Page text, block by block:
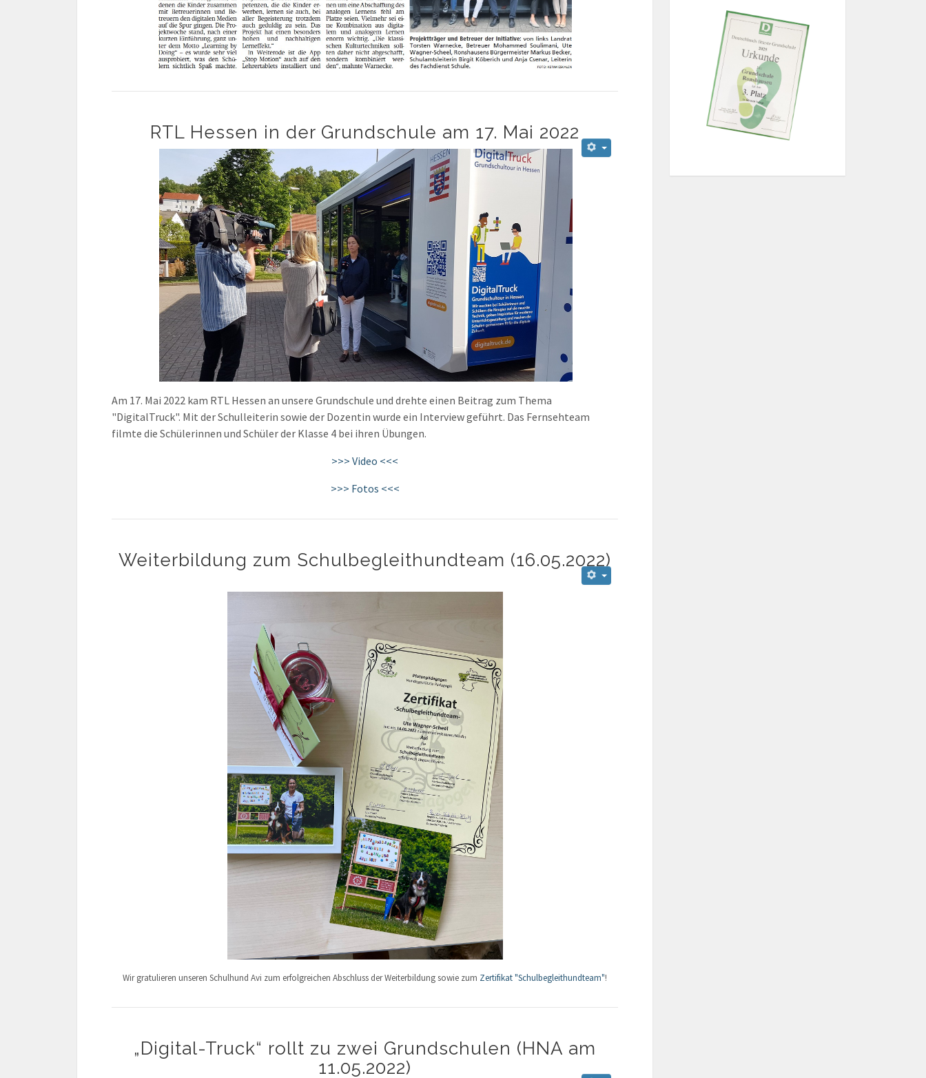
RTL Hessen in der Grundschule am 17. Mai 2022
Am 17. Mai 2022 kam RTL Hessen an unsere Grundschule und drehte einen Beitrag zum Thema
"DigitalTruck". Mit der Schulleiterin sowie der Dozentin wurde ein Interview geführt. Das Fernsehteam
filmte die Schülerinnen und Schüler der Klasse 4 bei ihren Übungen.
>>> Video <<<
>>> Fotos <<<
Weiterbildung zum Schulbegleithundteam (16.05.2022)
Wir gratulieren unseren Schulhund Avi zum erfolgreichen Abschluss der Weiterbildung sowie zum Zertifikat "Schulbegleithundteam"!
„Digital-Truck“ rollt zu zwei Grundschulen (HNA am
11.05.2022)